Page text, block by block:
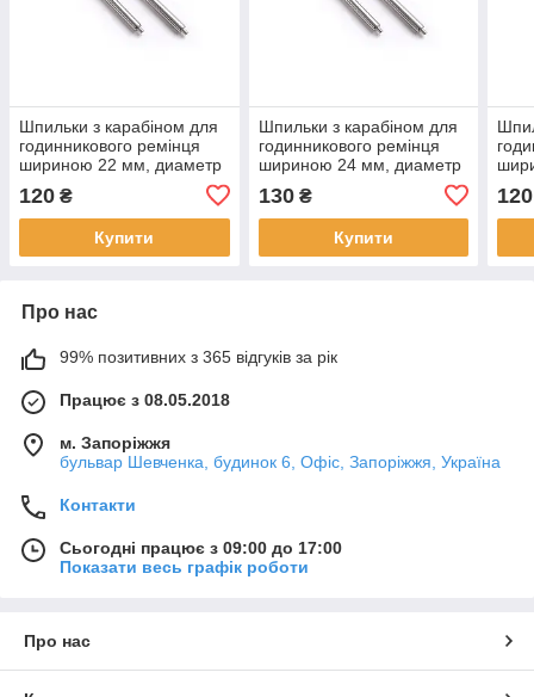
Шпильки з карабіном для
годинникового ремінця
шириною 22 мм, диаметр
- 1,8 мм (2 комплекта з 2-х
штук)
120 ₴
Купити
Шпильки з карабіном для
годинникового ремінця
шириною 24 мм, диаметр
- 1,8 мм (2 комплекта з 2-х
штук)
130₴
Купити
120
Про нас
99% позитивних з 365 відгуків за рік
Працює з 08.05.2018
м. Запоріжжя
бульвар Шевченка, будинок 6, Офіс, Запоріжжя, Україна
Контакти
Сьогодні працює з 09:00 до 17:00
Показати весь графік роботи
Про нас